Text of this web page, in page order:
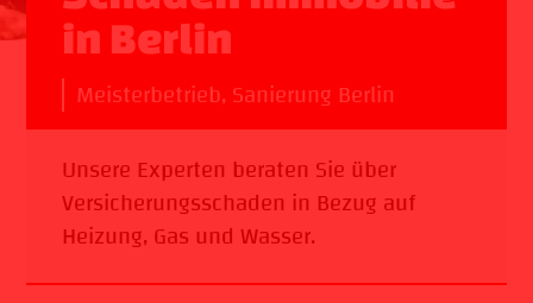
in Berlin
Meisterbetrieb,Sanierung Berlin
Unsere Experten beraten Sie über
Versicherungsschaden in Bezug auf
Heizung, Gas und Wasser.